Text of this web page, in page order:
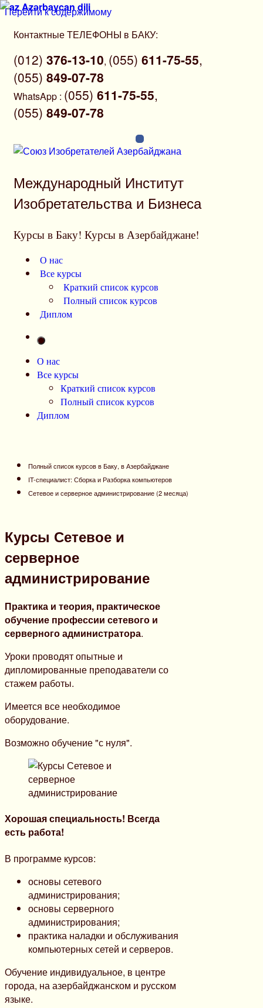
Перейти к содержимому
Контактные ТЕЛЕФОНЫ в БАКУ:
(012) 376-13-10, (055) 611-75-55,
(055) 849-07-78
WhatsApp : (055) 611-75-55,
(055) 849-07-78
Azərbaycan dili
Международный Институт
Изобретательства и Бизнеса
Курсы в Баку! Курсы в Азербайджане!
О нас
Все курсы
Краткий список курсов
Полный список курсов
Диплом
О нас
Все курсы
Краткий список курсов
Полный список курсов
Диплом
Полный список курсов в Баку, в Азербайджане
IT-специалист: Сборка и Разборка компьютеров
Сетевое и серверное администрирование (2 месяца)
Курсы Сетевое и
серверное
администрирование
Практика и теория, практическое
обучение профессии сетевого и
серверного администратора.
Уроки проводят опытные и
дипломированные преподаватели со
стажем работы.
Имеется все необходимое
оборудование.
Возможно обучение "с нуля".
Хорошая специальность! Всегда
есть работа!
В программе курсов:
основы сетевого
администрирования;
основы серверного
администрирования;
практика наладки и обслуживания
компьютерных сетей и серверов.
Обучение индивидуальное, в центре
города, на азербайджанском и русском
языке.